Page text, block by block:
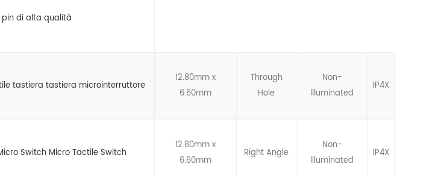
di alta qualità
tastiera tastiera microinterruttore
12.80mm x
6.60mm
Through
Hole
Non-
llluminated
IP4X
Switch Micro Tactile Switch
12.80mm x
6.60mm
Right Angle
Non-
llluminated
IP4X